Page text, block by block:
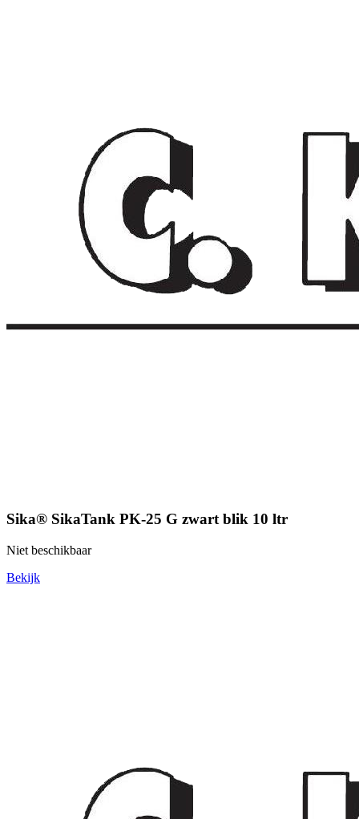
Sika® SikaTank PK-25 G zwart blik 10 ltr
Niet beschikbaar
Bekijk